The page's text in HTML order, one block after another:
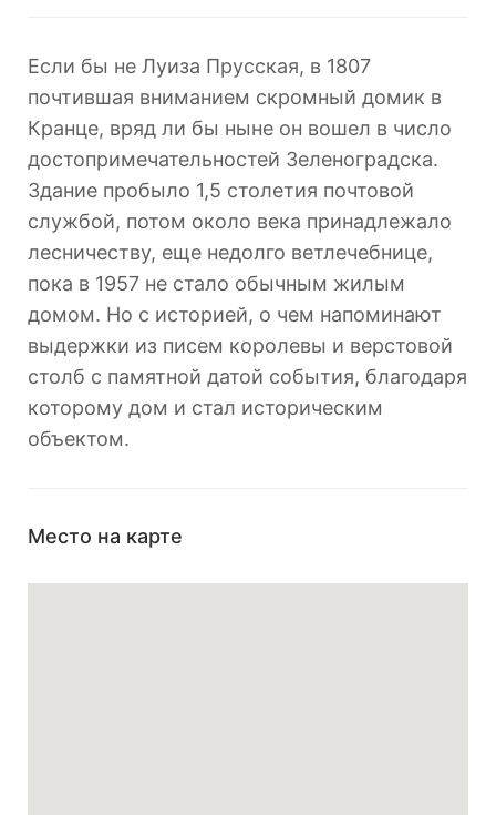
Если бы не Луиза Прусская, в 1807
почтившая вниманием скромный домик в
Кранце, вряд ли бы ныне он вошел в число
достопримечательностей Зеленоградска.
Здание пробыло 1,5 столетия почтовой
службой, потом около века принадлежало
лесничеству, еще недолго ветлечебнице,
пока в 1957 не стало обычным жилым
домом. Но с историей, о чем напоминают
выдержки из писем королевы и верстовой
столб с памятной датой события, благодаря
которому дом и стал историческим
объектом.
Место на карте